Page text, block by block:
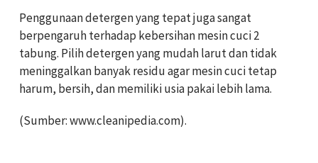
Penggunaan detergen yang tepat juga sangat
berpengaruh terhadap kebersihan mesin cuci 2
tabung. Pilih detergen yang mudah larut dan tidak
meninggalkan banyak residu agar mesin cuci tetap
harum, bersih, dan memiliki usia pakai lebih lama.
(Sumber: www.cleanipedia.com).